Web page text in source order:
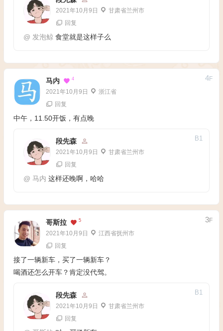
2021年10月9日 甘肃省兰州市
回复
@ 发泡鲸 食堂就是这样子么
马内 4
2021年10月9日 浙江省
4F
回复
中午，11.50开饭，有点晚
段先森
2021年10月9日 甘肃省兰州市
B1
回复
@ 马内 这样还晚啊，哈哈
哥斯拉 5
2021年10月9日 江西省抚州市
3F
回复
接了一辆新车，买了一辆新车？
喝酒还怎么开车？肯定没代驾。
段先森
2021年10月9日 甘肃省兰州市
B1
回复